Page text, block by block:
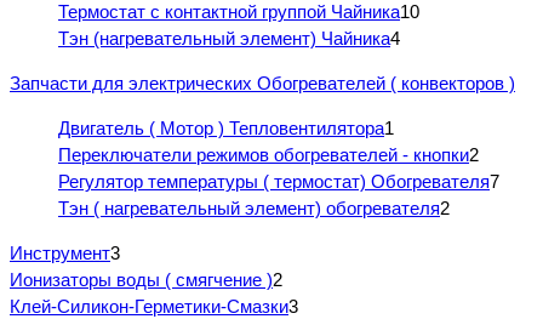
Термостат с контактной группой Чайника10
Тэн (нагревательный элемент) Чайника4
Запчасти для электрических Обогревателей ( конвекторов )
Двигатель ( Мотор ) Тепловентилятора1
Переключатели режимов обогревателей - кнопки2
Регулятор температуры ( термостат) Обогревателя7
Тэн ( нагревательный элемент) обогревателя2
Инструмент3
Ионизаторы воды ( смягчение )2
Клей-Силикон-Герметики-Смазки3